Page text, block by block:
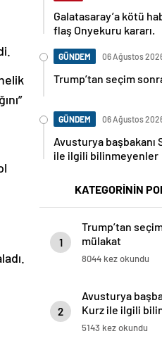
Galatasaray’a kötü
flaş Onyekuru kararı.
GÜNDEM 06 Ağustos
Trump’tan seçim
GÜNDEM 06 Ağustos
Avusturya başbakanı
ile ilgili bilinmeyenler
KATEGORİNİN
1
Trump’tan
mülakat
8044 kez okundu
2
Avusturya
Kurz ile ilgili
5143 kez okundu